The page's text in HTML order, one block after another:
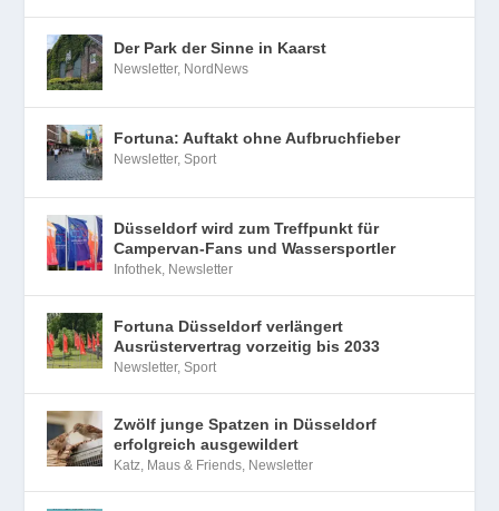
Der Park der Sinne in Kaarst
Newsletter, NordNews
Fortuna: Auftakt ohne Aufbruchfieber
Newsletter,Sport
Düsseldorf wird zum Treffpunkt für
Campervan-Fans und Wassersportler
Infothek, Newsletter
Fortuna Düsseldorf verlängert
Ausrüstervertrag vorzeitig bis 2033
Newsletter,Sport
Zwölf junge Spatzen in Düsseldorf
erfolgreich ausgewildert
Katz, Maus & Friends, Newsletter